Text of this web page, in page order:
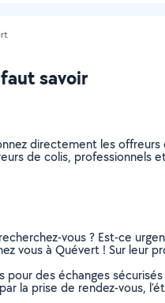
savoir
directement les
de colis,
vous ? Est-ce
vous à Quévert ! Sur leur
pour des échanges
la prise de rendez-vous,